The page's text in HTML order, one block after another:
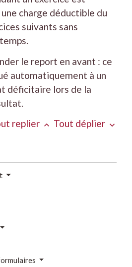
charge déductible du
suivants sans
le report en avant : ce
automatiquement à un
déficitaire lors de la
replier keyboard_arrow_up Tout déplier keyboard_arrow_down